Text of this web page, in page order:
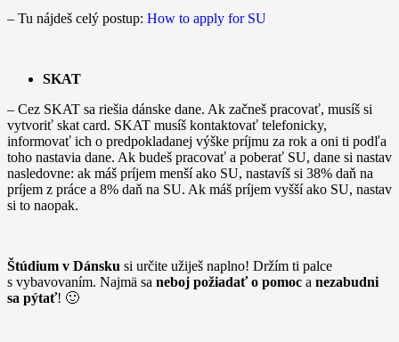
– Tu nájdeš celý postup: How to apply for SU
SKAT
– Cez SKAT sa riešia dánske dane. Ak začneš pracovať, musíš si
vytvoriť skat card. SKAT musíš kontaktovať telefonicky,
informovať ich o predpokladanej výške príjmu za rok a oni ti podľa
toho nastavia dane. Ak budeš pracovať a poberať SU, dane si nastav
nasledovne: ak máš príjem menší ako SU, nastavíš si 38% daň na
príjem z práce a 8% daň na SU. Ak máš príjem vyšší ako SU, nastav
si to naopak.
Štúdium v Dánsku si určite užiješ naplno! Držím ti palce
s vybavovaním. Najmä sa neboj požiadať o pomoc a nezabudni
sa pýtať! 🙂